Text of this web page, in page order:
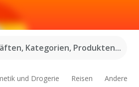
Kategorien, Produkten...
und Drogerie Reisen Andere